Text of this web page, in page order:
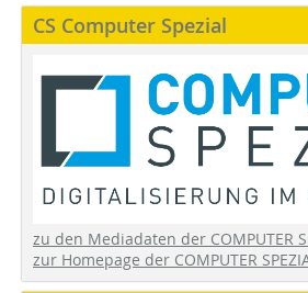
CS Computer Spezial
zu den Mediadaten der COMPUTER
zur Homepage der COMPUTER